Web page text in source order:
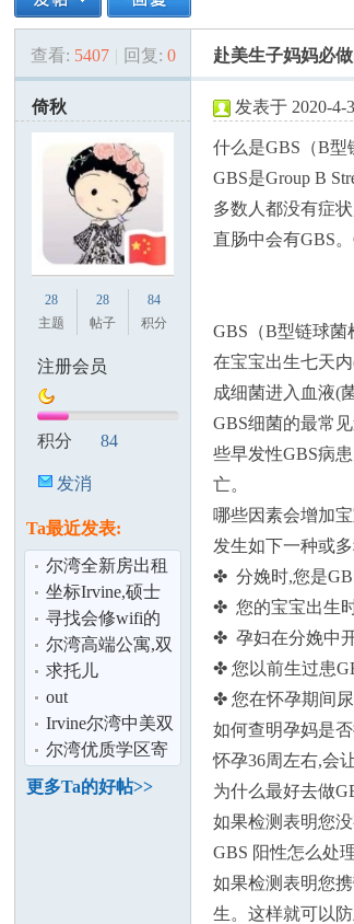
美
国
» › ›
查看: 5407 | 回复: 0 赴美生子妈妈必
倚秋
28
主题
28
帖子
84
积分
注册会员
积分 84
发消
Ta最近发表:
尔湾全新房出租
4房
坐标Irvine,硕士
求职,可尽快入职,
请联系邮
寻找会修wifi的
师傅
尔湾高端公寓,双
床大套房 4月急
招 一位待产
求托儿
out
Irvine尔湾中美双
语 寄宿家庭,小留
学生,hom
尔湾优质学区寄
宿同伴
更多Ta的好帖>>
发表于 2020-4-
什么是GBS（B型
GBS是Group B
多数人都没有症
直肠中会有GBS
GBS（B型链球菌
在宝宝出生七天
成细菌进入血液(
GBS细菌的最常
些早发性GBS病
亡。
哪些因素会增加
发生如下一种或
✤ 分娩时,您是
✤ 您的宝宝出生
✤ 孕妇在分娩中
✤ 您以前生过患
✤ 您在怀孕期间
如何查明孕妈是
怀孕36周左右,会
为什么最好去做
如果检测表明您
GBS 阳性怎么处
如果检测表明您
生。这样就可以防